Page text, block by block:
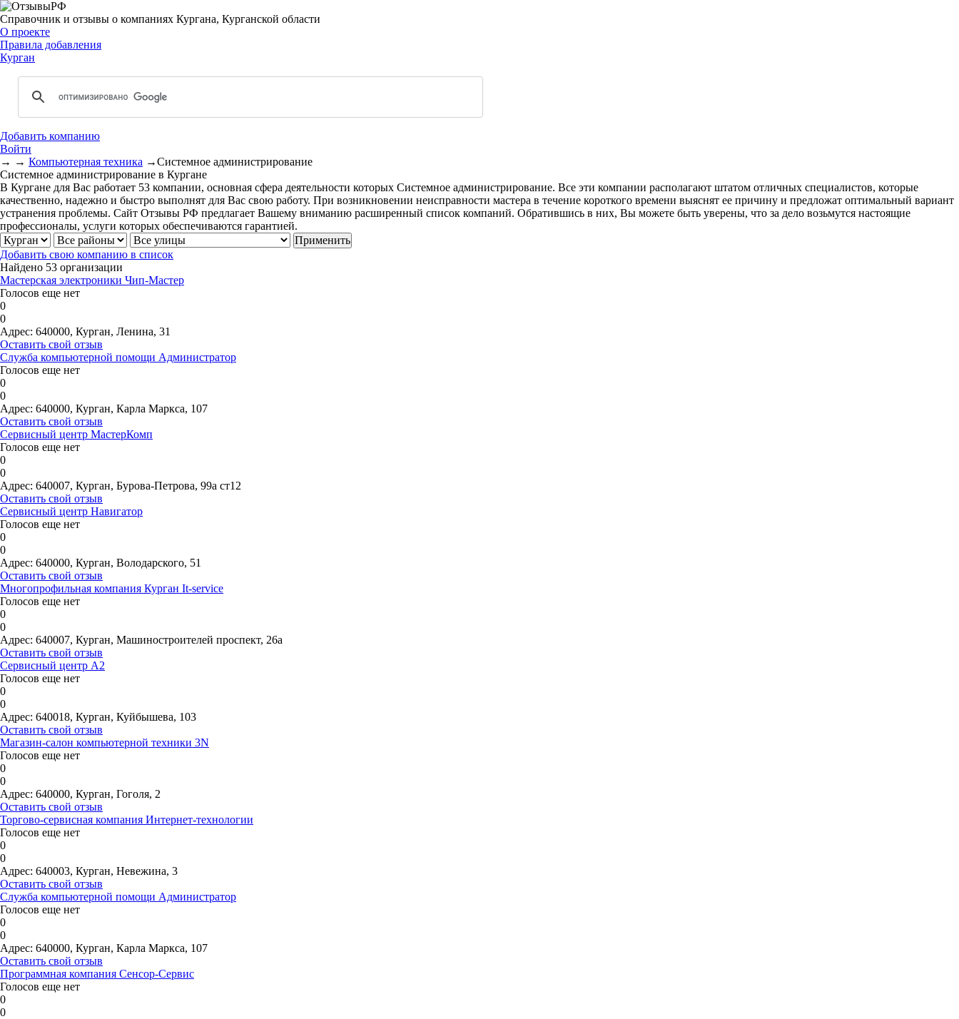
Справочник и отзывы о компаниях Кургана, Курганской области
О проекте
Правила добавления
Курган
Добавить компанию
Войти
→ → Компьютерная техника →Системное администрирование
Системное администрирование в Кургане
В Кургане для Вас работает 53 компании, основная сфера деятельности которых Системное администрирование. Все эти компании располагают штатом отличных специалистов, которые
качественно, надежно и быстро выполнят для Вас свою работу. При возникновении неисправности мастера в течение короткого времени выяснят ее причину и предложат оптимальный вариант
устранения проблемы. Сайт Отзывы РФ предлагает Вашему вниманию расширенный список компаний. Обратившись в них, Вы можете быть уверены, что за дело возьмутся настоящие
профессионалы, услуги которых обеспечиваются гарантией.
Добавить свою компанию в список
Найдено 53 организации
Мастерская электроники Чип-Мастер
Голосов еще нет
0
0
Адрес: 640000, Курган, Ленина, 31
Оставить свой отзыв
Служба компьютерной помощи Администратор
Голосов еще нет
0
0
Адрес: 640000, Курган, Карла Маркса, 107
Оставить свой отзыв
Сервисный центр МастерКомп
Голосов еще нет
0
0
Адрес: 640007, Курган, Бурова-Петрова, 99а ст12
Оставить свой отзыв
Сервисный центр Навигатор
Голосов еще нет
0
0
Адрес: 640000, Курган, Володарского, 51
Оставить свой отзыв
Многопрофильная компания Курган It-service
Голосов еще нет
0
0
Адрес: 640007, Курган, Машиностроителей проспект, 26а
Оставить свой отзыв
Сервисный центр А2
Голосов еще нет
0
0
Адрес: 640018, Курган, Куйбышева, 103
Оставить свой отзыв
Магазин-салон компьютерной техники 3N
Голосов еще нет
0
0
Адрес: 640000, Курган, Гоголя, 2
Оставить свой отзыв
Торгово-сервисная компания Интернет-технологии
Голосов еще нет
0
0
Адрес: 640003, Курган, Невежина, 3
Оставить свой отзыв
Служба компьютерной помощи Администратор
Голосов еще нет
0
0
Адрес: 640000, Курган, Карла Маркса, 107
Оставить свой отзыв
Программная компания Сенсор-Сервис
Голосов еще нет
0
0